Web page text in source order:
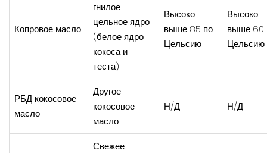
Копровое масло
гнилое
цельное ядро ​​
(белое ядро ​​
кокоса и
теста)
Высоко
выше 85 по
Цельсию
Высоко
выше 60
Цельсию
РБД кокосовое
масло
Другое
кокосовое
масло
Н/Д Н/Д
Свежее